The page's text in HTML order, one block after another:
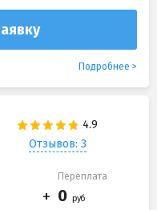
Подробнее
Отзывов: 3
Переплата